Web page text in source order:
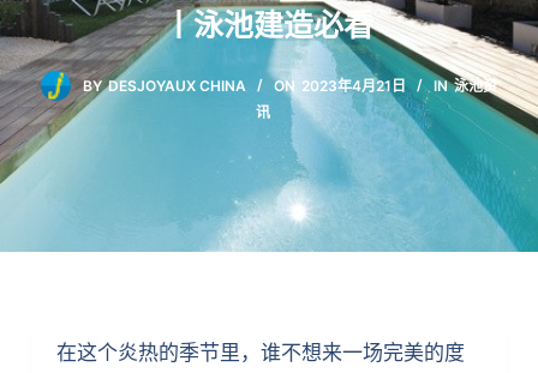
丨泳池建造必看
BY DESJOYAUX CHINA ON 2023年4月21日 IN 泳池资
讯
在这个炎热的季节里，谁不想来一场完美的度